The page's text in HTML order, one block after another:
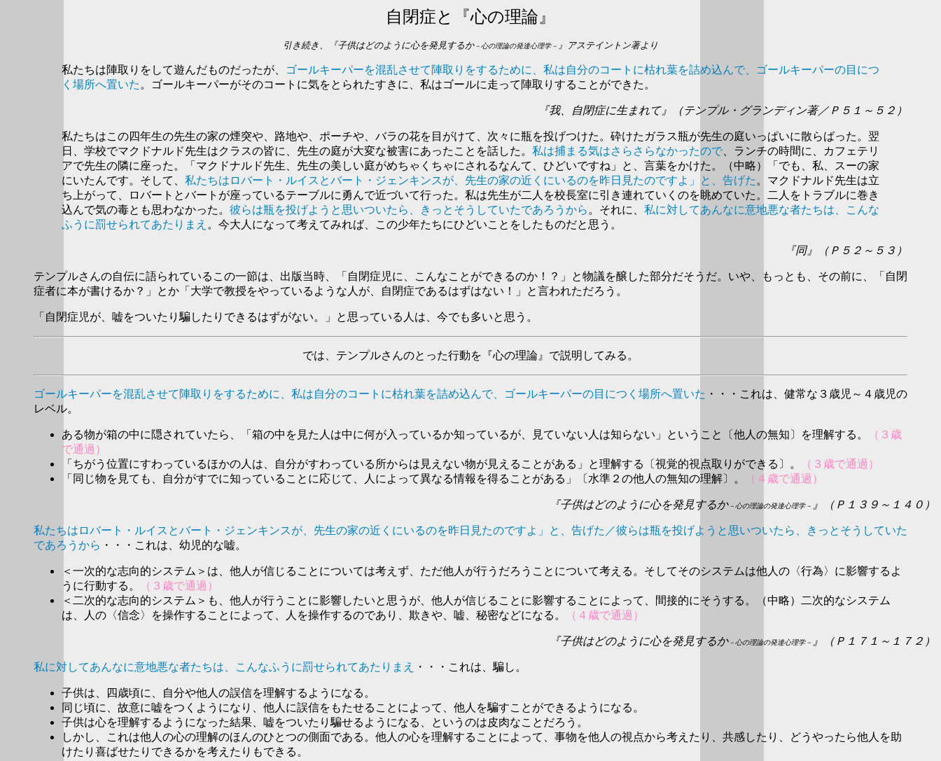
自閉症と『心の理論』
引き続き、『子供はどのように心を発見するか－心の理論の発達心理学－ 』アステイントン著より
私たちは陣取りをして遊んだものだったが、
ゴールキーパーを混乱させて陣取りをするために、私は自分のコートに枯れ葉を詰め込んで、ゴールキーパーの目につ
く場所へ置いた 。ゴールキーパーがそのコートに気をとられたすきに、私はゴールに走って陣取りすることができた。
『我、自閉症に生まれて』（テンプル・グランディン著／Ｐ５１～５２）
私たちはこの四年生の先生の家の煙突や、路地や、ポーチや、バラの花を目がけて、次々に瓶を投げつけた。砕けたガラス瓶が先生の庭いっぱいに散らばった。翌
日、学校でマクドナルド先生はクラスの皆に、先生の庭が大変な被害にあったことを話した。 私は捕まる気はさらさらなかったので 、ランチの時間に、カフェテリ
アで先生の隣に座った。「マクドナルド先生、先生の美しい庭がめちゃくちゃにされるなんて、ひどいですね」と、言葉をかけた。（中略）「でも、私、スーの家
にいたんです。そして、 私たちはロバート・ルイスとバート・ジェンキンスが、先生の家の近くにいるのを昨日見たのですよ」と、告げた 。マクドナルド先生は立
ち上がって、ロバートとバートが座っているテーブルに勇んで近づいて行った。私は先生が二人を校長室に引き連れていくのを眺めていた。二人をトラブルに巻き
込んで気の毒とも思わなかった。 彼らは瓶を投げようと思いついたら、きっとそうしていたであろうから 。それに、 私に対してあんなに意地悪な者たちは、こんな
ふうに罰せられてあたりまえ 。今大人になって考えてみれば、この少年たちにひどいことをしたものだと思う。
『同』（Ｐ５２～５３）
テンプルさんの自伝に語られているこの一節は、出版当時、「自閉症児に、こんなことができるのか！？」と物議を醸した部分だそうだ。いや、もっとも、その前に、「自閉
症者に本が書けるか？」とか「大学で教授をやっているような人が、自閉症であるはずはない！」と言われただろう。
「自閉症児が、嘘をついたり騙したりできるはずがない。」と思っている人は、今でも多いと思う。
では、テンプルさんのとった行動を『心の理論』で説明してみる。
ゴールキーパーを混乱させて陣取りをするために、私は自分のコートに枯れ葉を詰め込んで、ゴールキーパーの目につく場所へ置いた ・・・これは、健常な３歳児～４歳児の
レベル。
ある物が箱の中に隠されていたら、「箱の中を見た人は中に何が入っているか知っているが、見ていない人は知らない」ということ〔他人の無知〕を理解する。
（３歳
で通過）
「ちがう位置にすわっているほかの人は、自分がすわっている所からは見えない物が見えることがある」と理解する〔視覚的視点取りができる〕。
（３歳で通過）
「同じ物を見ても、自分がすでに知っていることに応じて、人によって異なる情報を得ることがある」〔水準２の他人の無知の理解〕。
（４歳で通過）
『子供はどのように心を発見するか－心の理論の発達心理学－ 』（Ｐ１３９～１４０）
私たちはロバート・ルイスとバート・ジェンキンスが、先生の家の近くにいるのを昨日見たのですよ」と、告げた／彼らは瓶を投げようと思いついたら、きっとそうしていた
であろうから ・・・これは、幼児的な嘘。
＜一次的な志向的システム＞は、他人が信じることについては考えず、ただ他人が行うだろうことについて考える。そしてそのシステムは他人の〈行為〉に影響するよ
うに行動する。
（３歳で通過）
＜二次的な志向的システム＞も、他人が行うことに影響したいと思うが、他人が信じることに影響することによって、間接的にそうする。（中略）二次的なシステム
は、人の〈信念〉を操作することによって、人を操作するのであり、欺きや、嘘、秘密などになる。
（４歳で通過）
『子供はどのように心を発見するか－心の理論の発達心理学－ 』（Ｐ１７１～１７２）
私に対してあんなに意地悪な者たちは、こんなふうに罰せられてあたりまえ ・・・これは、騙し。
子供は、四歳頃に、自分や他人の誤信を理解するようになる。
同じ頃に、故意に嘘をつくようになり、他人に誤信をもたせることによって、他人を騙すことができるようになる。
子供は心を理解するようになった結果、嘘をついたり騙せるようになる、というのは皮肉なことだろう。
しかし、これは他人の心の理解のほんのひとつの側面である。他人の心を理解することによって、事物を他人の視点から考えたり、共感したり、どうやったら他人を助
けたり喜ばせたりできるかを考えたりもできる。